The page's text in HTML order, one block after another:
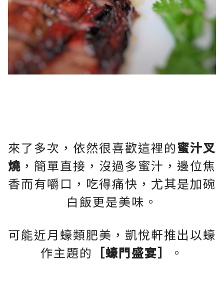
來了多次，依然很喜歡這裡的蜜汁叉
燒 ，簡單直接，沒過多蜜汁，邊位焦
香而有嚼口，吃得痛快，尤其是加碗
白飯更是美味。
可能近月蠔類肥美，凱悅軒推出以蠔
作主題的 ［蠔門盛宴］ 。